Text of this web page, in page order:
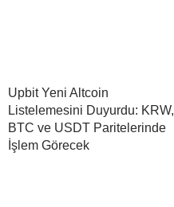
Upbit Yeni Altcoin
Listelemesini Duyurdu: KRW,
BTC ve USDT Paritelerinde
İşlem Görecek